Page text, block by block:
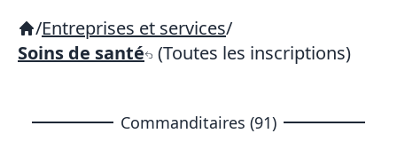
/Entreprises et services/
Soins de santé (Toutes les inscriptions)
Commanditaires (91)